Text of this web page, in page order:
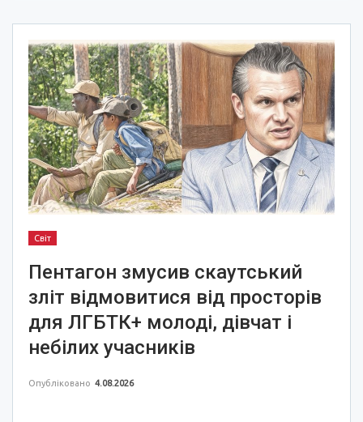
Світ
Пентагон змусив скаутський
зліт відмовитися від просторів
для ЛГБТК+ молоді, дівчат і
небілих учасників
Опубліковано 4.08.2026